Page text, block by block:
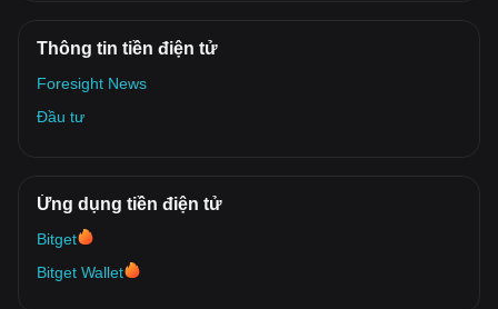
Thông tin tiền điện tử
Foresight News
Đầu tư
Ứng dụng tiền điện tử
Bitget
Bitget Wallet